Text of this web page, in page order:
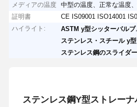
メディアの温度
中型の温度、正常な温度
証明書
CE IS09001 ISO14001
ハイライト:
ASTM y型シッターバルブ,
ステンレス・スチール y
ステンレス鋼のスライダ
ステンレス鋼Y型ストレー